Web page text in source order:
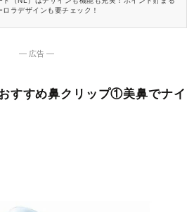
ラデザインも要チェック！
― 広告 ―
すすめ鼻クリップ①美鼻でナイ